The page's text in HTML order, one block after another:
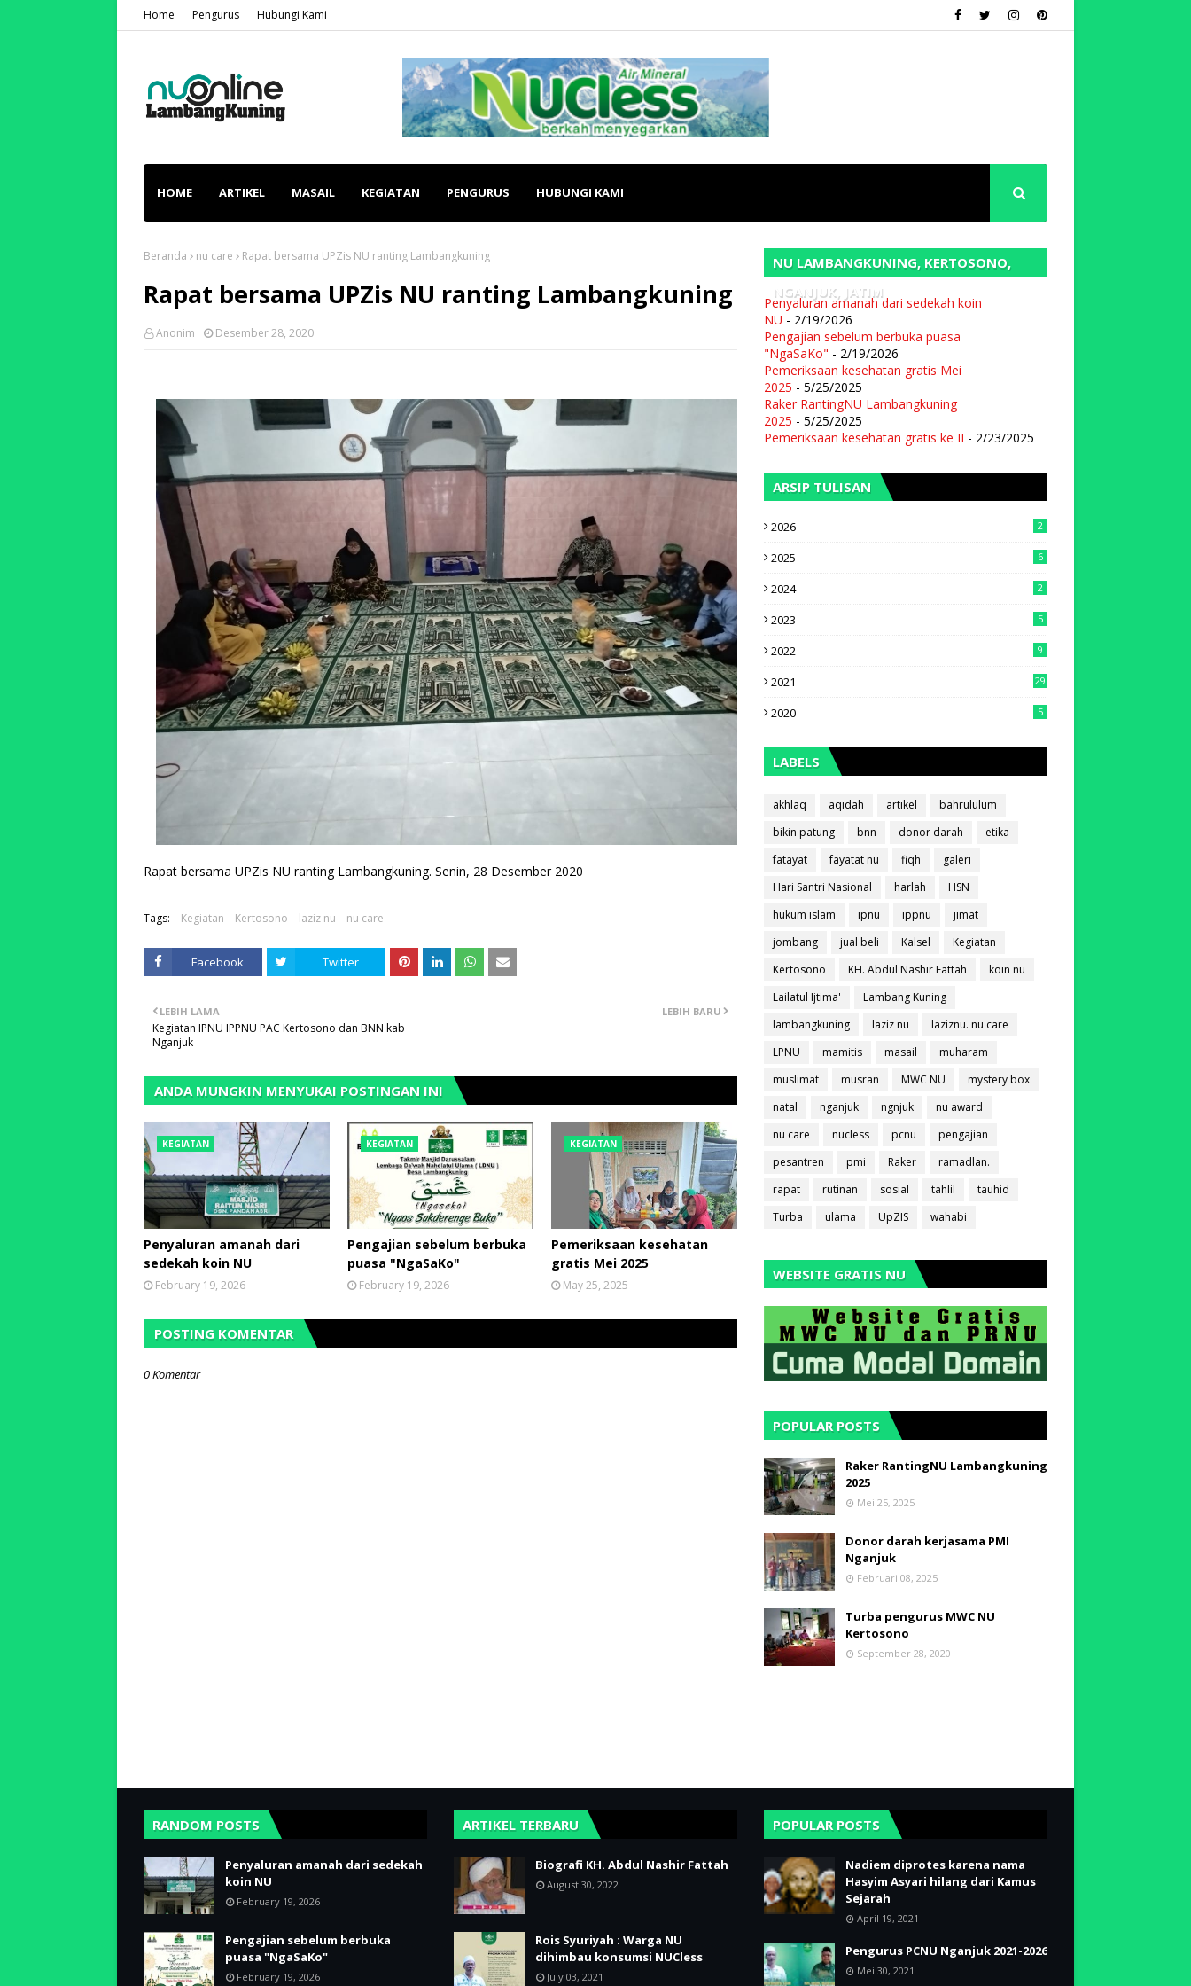
Home Pengurus Hubungi Kami
HOME ARTIKEL MASAIL KEGIATAN PENGURUS HUBUNGI KAMI
Beranda nu care Rapat bersama UPZis NU ranting Lambangkuning
Rapat bersama UPZis NU ranting Lambangkuning
Anonim Desember 28, 2020
Rapat bersama UPZis NU ranting Lambangkuning. Senin, 28 Desember 2020
Tags: Kegiatan Kertosono laziz nu nu care
Facebook Twitter
LEBIH BARU
LEBIH LAMA
Kegiatan IPNU IPPNU PAC Kertosono dan BNN kab
Nganjuk
ANDA MUNGKIN MENYUKAI POSTINGAN INI
KEGIATAN
Penyaluran amanah dari
sedekah koin NU
February 19, 2026
KEGIATAN
Pengajian sebelum berbuka
puasa "NgaSaKo"
February 19, 2026
KEGIATAN
Pemeriksaan kesehatan
gratis Mei 2025
May 25, 2025
POSTING KOMENTAR
0 Komentar
NU LAMBANGKUNING, KERTOSONO,
NGANJUK, JATIM
Penyaluran amanah dari sedekah koin
NU - 2/19/2026
Pengajian sebelum berbuka puasa
"NgaSaKo" - 2/19/2026
Pemeriksaan kesehatan gratis Mei
2025 - 5/25/2025
Raker RantingNU Lambangkuning
2025 - 5/25/2025
Pemeriksaan kesehatan gratis ke II - 2/23/2025
ARSIP TULISAN
2026 2
2025 6
2024 2
2023 5
2022 9
2021 29
2020 5
LABELS
akhlaq aqidah artikel
bahrululum
bikin patung
bnn donor darah
etika
fatayat
fayatat nu fiqh
galeri
Hari Santri Nasional
harlah
HSN
hukum islam
ipnu ippnu
jimat
jombang
jual beli Kalsel
Kegiatan
Kertosono
KH. Abdul Nashir Fattah
koin nu
Lailatul Ijtima'
Lambang Kuning
lambangkuning
laziz nu
laziznu. nu care
LPNU
mamitis masail
muharam
muslimat
musran MWC NU
mystery box
natal
nganjuk ngnjuk
nu award
nu care
nucless pcnu
pengajian
pesantren
pmi Raker
ramadlan.
rapat
rutinan sosial tahlil
tauhid
Turba
ulama UpZIS wahabi
WEBSITE GRATIS NU
POPULAR POSTS
Raker RantingNU Lambangkuning
2025
Mei 25, 2025
Donor darah kerjasama PMI
Nganjuk
Februari 08, 2025
Turba pengurus MWC NU
Kertosono
September 28, 2020
RANDOM POSTS
Penyaluran amanah dari sedekah
koin NU
February 19, 2026
Pengajian sebelum berbuka
puasa "NgaSaKo"
February 19, 2026
ARTIKEL TERBARU
Biografi KH. Abdul Nashir Fattah
August 30, 2022
Rois Syuriyah : Warga NU
dihimbau konsumsi NUCless
July 03, 2021
POPULAR POSTS
Nadiem diprotes karena nama
Hasyim Asyari hilang dari Kamus
Sejarah
April 19, 2021
Pengurus PCNU Nganjuk 2021-2026
Mei 30, 2021